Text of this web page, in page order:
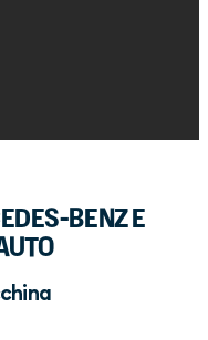
BENZ E